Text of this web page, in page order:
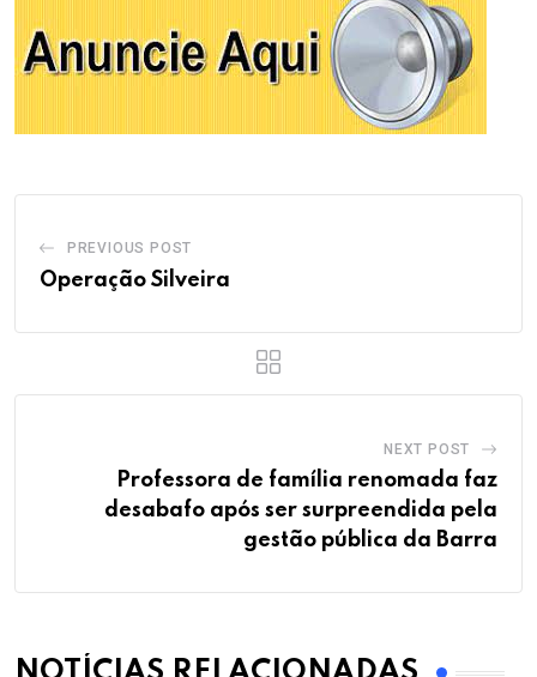
PREVIOUS POST
Operação Silveira
NEXT POST
Professora de família renomada faz
desabafo após ser surpreendida pela
gestão pública da Barra